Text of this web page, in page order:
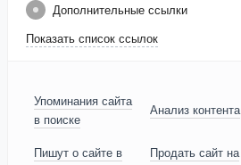
Дополнительные ссылки
Показать список ссылок
Упоминания сайта
в поиске
Анализ контента
Пишут о сайте в
Продать сайт на